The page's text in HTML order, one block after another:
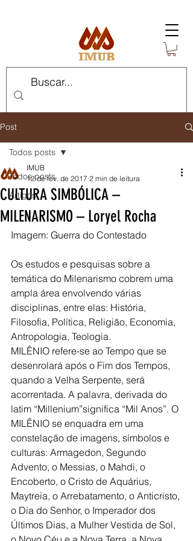
Post
Todos posts
Artigos
Todos posts
CULTURA SIMBÓLICA –
MILENARISMO – Loryel Rocha
IMUB
12 de fev. de 2017 2 min de leitura
Imagem: Guerra do Contestado
Os estudos e pesquisas sobre a
temática do Milenarismo cobrem uma
ampla área envolvendo várias
disciplinas, entre elas: História,
Filosofia, Política, Religião, Economia,
Antropologia, Teologia.
MILÊNIO refere-se ao Tempo que se
desenrolará após o Fim dos Tempos,
quando a Velha Serpente, será
acorrentada. A palavra, derivada do
latim “Millenium”significa “Mil Anos”. O
MILÊNIO se enquadra em uma
constelação de imagens, símbolos e
culturas: Armagedon, Segundo
Advento, o Messias, o Mahdi, o
Encoberto, o Cristo de Aquárius,
Maytreia, o Arrebatamento, o Anticristo,
o Dia do Senhor, o Imperador dos
Últimos Dias, a Mulher Vestida de Sol,